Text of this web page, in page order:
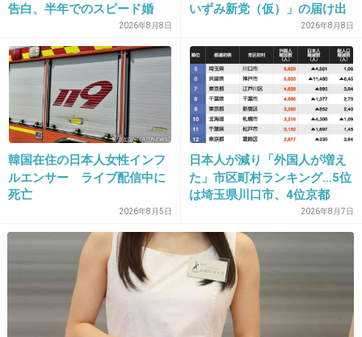
なんだか貧乏くさいドラマになりそう。
+95 -12
2015/06/27(土) 10:16:11
前田敦子…
+59 -18
2015/06/27(土) 10:16:43
前田敦子が嫌だとかの前に、見たい楽しみ！っ
告白、半年でのスピード婚
2026年8月8日
いずみ新党（仮）」の届け出
を知らされず激怒「信頼関係
が保てない状態で夫婦を続け
るのは無理」
2026年8月8日
韓国在住の日本人女性インフ
ルエンサー ライブ配信中に
死亡
2026年8月5日
日本人が減り「外国人が増え
た」市区町村ランキング…5位
は埼玉県川口市、4位京都
市、ではトップ3は？2026年8月7日